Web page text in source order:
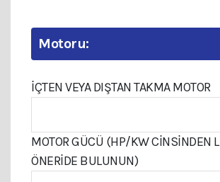
Motoru:
İÇTEN VEYA DIŞTAN TAKMA MOTOR
MOTOR GÜCÜ (HP/KW CINSINDEN
ÖNERIDE BULUNUN)